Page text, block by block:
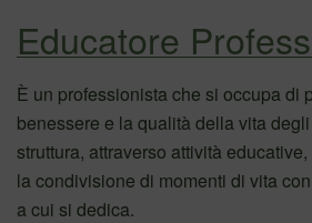
Educatore
È un professionista che si occupa di
benessere e la qualità della vita
struttura, attraverso attività
la condivisione di momenti di vita
a cui si dedica.